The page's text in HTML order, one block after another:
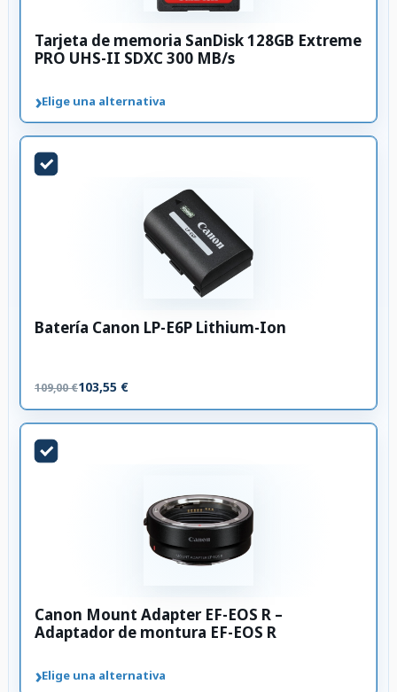
Tarjeta de memoria SanDisk 128GB Extreme
PRO UHS-II SDXC 300 MB/s
›Elige una alternativa
Batería Canon LP-E6P Lithium-Ion
109,00 €103,55 €
Canon Mount Adapter EF-EOS R –
Adaptador de montura EF-EOS R
›Elige una alternativa